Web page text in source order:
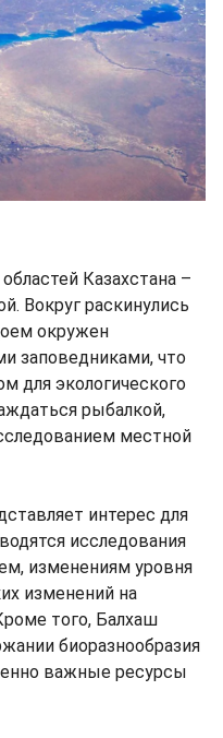
Казахстана –
Вокруг раскинулись
окружен
заповедниками, что
для экологического
рыбалкой,
местной
интерес для
исследования
изменениям уровня
изменений на
того, Балхаш
биоразнообразия
важные ресурсы